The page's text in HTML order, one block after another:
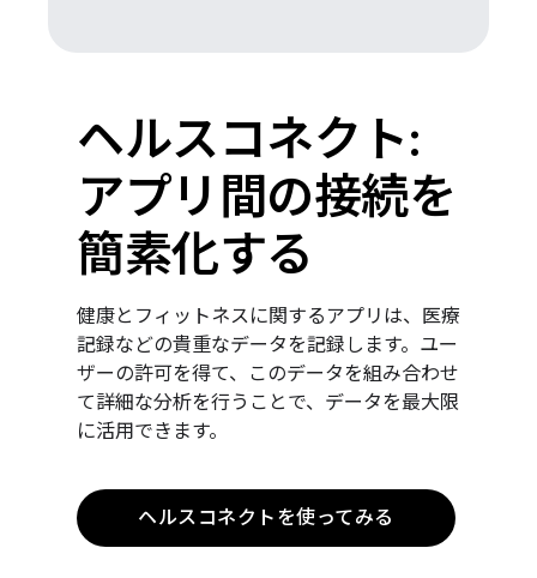
ヘルスコネクト:
アプリ間の接続を
簡素化する
健康とフィットネスに関するアプリは、医療
記録などの貴重なデータを記録します。ユー
ザーの許可を得て、このデータを組み合わせ
て詳細な分析を行うことで、データを最大限
に活用できます。
ヘルスコネクトを使ってみる